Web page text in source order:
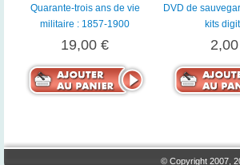
Quarante-trois ans de vie
militaire : 1857-1900
19,00 €
DVD de
kits
© Copyright 2007,